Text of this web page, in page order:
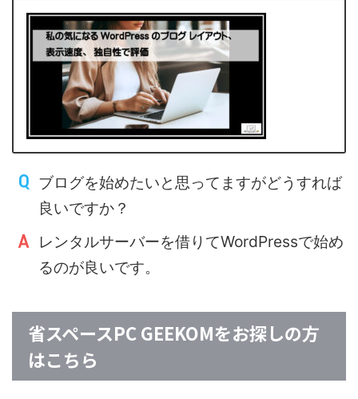
ブログを始めたいと思ってますがどうすれば
良いですか？
レンタルサーバーを借りてWordPressで始め
るのが良いです。
省スペースPC GEEKOMをお探しの方
はこちら